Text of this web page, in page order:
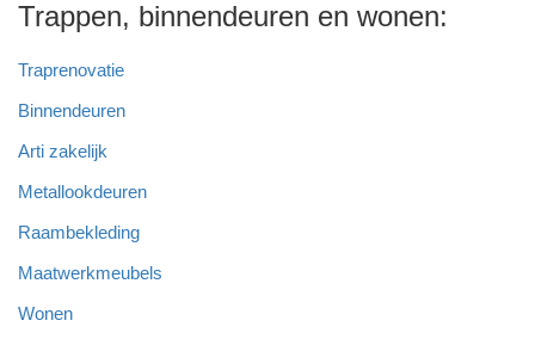
Trappen, binnendeuren en wonen:
Traprenovatie
Binnendeuren
Arti zakelijk
Metallookdeuren
Raambekleding
Maatwerkmeubels
Wonen